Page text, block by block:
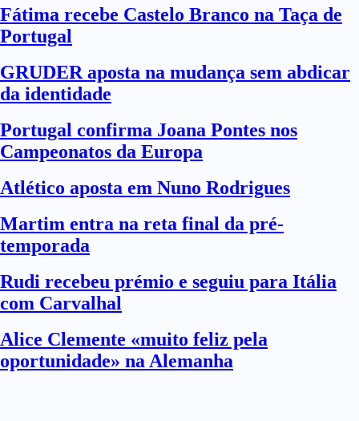
Fátima recebe Castelo Branco na Taça de
Portugal
GRUDER aposta na mudança sem abdicar
da identidade
Portugal confirma Joana Pontes nos
Campeonatos da Europa
Atlético aposta em Nuno Rodrigues
Martim entra na reta final da pré-
temporada
Rudi recebeu prémio e seguiu para Itália
com Carvalhal
Alice Clemente «muito feliz pela
oportunidade» na Alemanha